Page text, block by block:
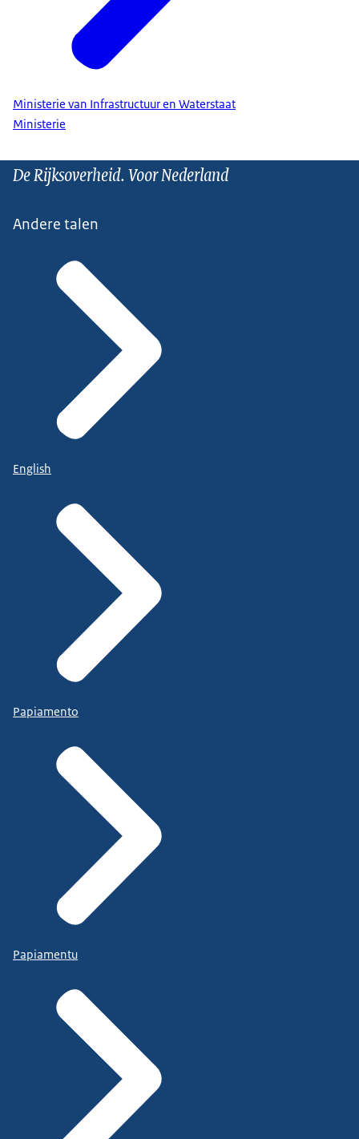
Ministerie van Infrastructuur en Waterstaat
Ministerie
De Rijksoverheid. Voor Nederland
Andere talen
English
Papiamento
Papiamentu